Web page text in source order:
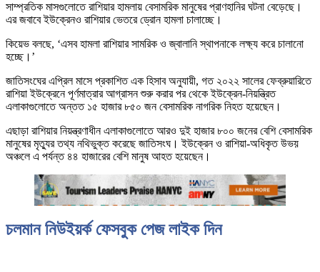
সাম্প্রতিক মাসগুলোতে রাশিয়ার হামলায় বেসামরিক মানুষের প্রাণহানির ঘটনা বেড়েছে।
এর জবাবে ইউক্রেনও রাশিয়ার ভেতরে ড্রোন হামলা চালাচ্ছে।
কিয়েভ বলছে, ‘এসব হামলা রাশিয়ার সামরিক ও জ্বালানি স্থাপনাকে লক্ষ্য করে চালানো
হচ্ছে।’
জাতিসংঘের এপ্রিল মাসে প্রকাশিত এক হিসাব অনুযায়ী, গত ২০২২ সালের ফেব্রুয়ারিতে
রাশিয়া ইউক্রেনে পূর্ণমাত্রার আগ্রাসন শুরু করার পর থেকে ইউক্রেন-নিয়ন্ত্রিত
এলাকাগুলোতে অন্তত ১৫ হাজার ৮৫০ জন বেসামরিক নাগরিক নিহত হয়েছেন।
এছাড়া রাশিয়ার নিয়ন্ত্রণাধীন এলাকাগুলোতে আরও দুই হাজার ৮০০ জনের বেশি বেসামরিক
মানুষের মৃত্যুর তথ্য নথিভুক্ত করেছে জাতিসংঘ। ইউক্রেন ও রাশিয়া-অধিকৃত উভয়
অঞ্চলে এ পর্যন্ত ৪৪ হাজারের বেশি মানুষ আহত হয়েছেন।
চলমান নিউইয়র্ক ফেসবুক পেজ লাইক দিন